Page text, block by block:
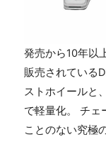
発売から10年以
販売されている
ストホイールと
で軽量化。 チェ
ことのない究極